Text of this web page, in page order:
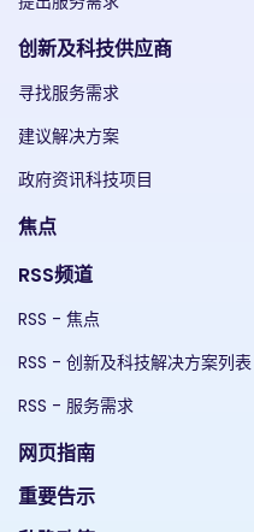
创新及科技供应商
寻找服务需求
建议解决方案
政府资讯科技项目
焦点
RSS频道
RSS - 焦点
RSS - 创新及科技解决方案列表
RSS - 服务需求
网页指南
重要告示